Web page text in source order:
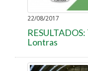
22/08/2017
Lontras